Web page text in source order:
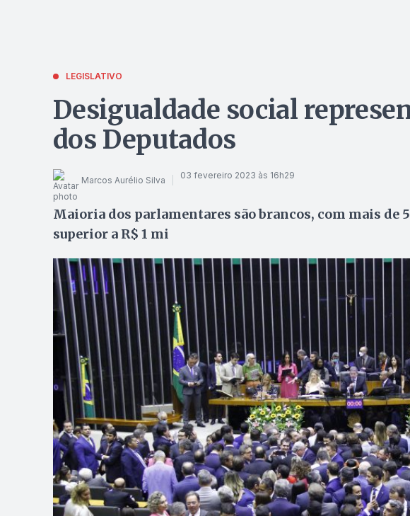
LEGISLATIVO
Desigualdade social
dos Deputados
Marcos Aurélio Silva 03 fevereiro 2023 às 16h29
Maioria dos parlamentares são brancos, com mais de
superior a R$ 1 mi